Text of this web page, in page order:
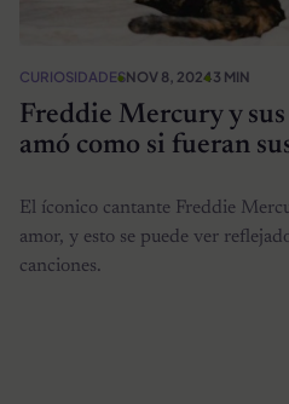
CURIOSIDADESNOV 8, 20243 MIN
Freddie Mercury y sus
amó como si fueran
El íconico cantante Freddie
amor, y esto se puede ver
canciones.